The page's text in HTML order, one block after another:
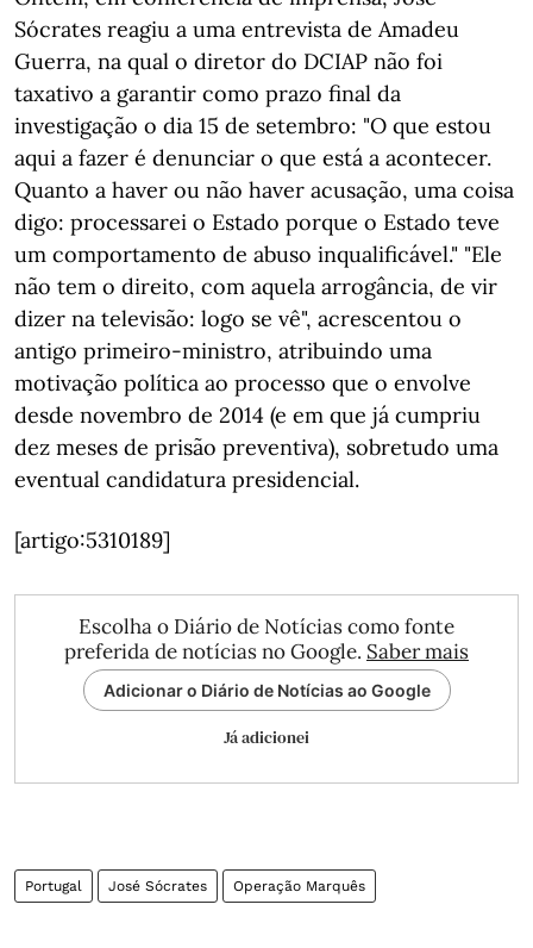
Sócrates reagiu a uma entrevista de Amadeu
Guerra, na qual o diretor do DCIAP não foi
taxativo a garantir como prazo final da
investigação o dia 15 de setembro: "O que estou
aqui a fazer é denunciar o que está a acontecer.
Quanto a haver ou não haver acusação, uma coisa
digo: processarei o Estado porque o Estado teve
um comportamento de abuso inqualificável." "Ele
não tem o direito, com aquela arrogância, de vir
dizer na televisão: logo se vê", acrescentou o
antigo primeiro-ministro, atribuindo uma
motivação política ao processo que o envolve
desde novembro de 2014 (e em que já cumpriu
dez meses de prisão preventiva), sobretudo uma
eventual candidatura presidencial.
[artigo:5310189]
Escolha o Diário de Notícias como fonte
preferida de notícias no Google. Saber mais
Adicionar o Diário de Notícias ao Google
Já adicionei
Portugal José Sócrates Operação Marquês